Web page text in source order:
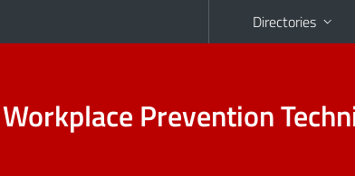
Directories
Prevention